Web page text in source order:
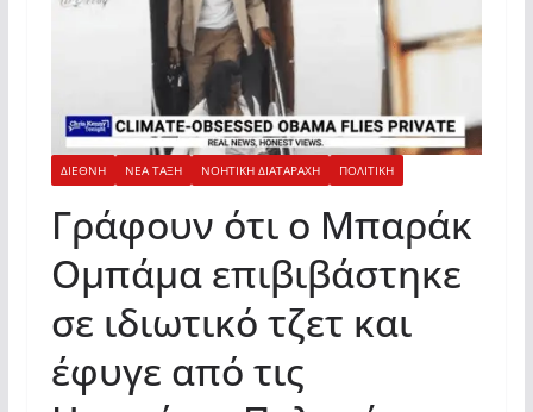
ΔΙΕΘΝΗ ΝΕΑ ΤΑΞΗ ΝΟΗΤΙΚΗ ΔΙΑΤΑΡΑΧΗ ΠΟΛΙΤΙΚΗ
Γράφουν ότι ο Μπαράκ
Ομπάμα επιβιβάστηκε
σε ιδιωτικό τζετ και
έφυγε από τις